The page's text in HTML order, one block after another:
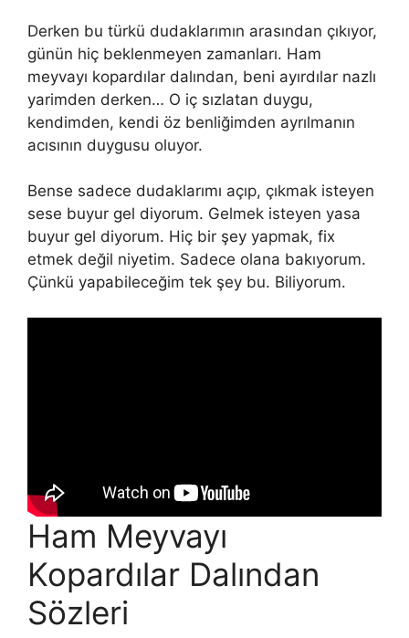
Derken bu türkü dudaklarımın arasından çıkıyor,
günün hiç beklenmeyen zamanları. Ham
meyvayı kopardılar dalından, beni ayırdılar nazlı
yarimden derken… O iç sızlatan duygu,
kendimden, kendi öz benliğimden ayrılmanın
acısının duygusu oluyor.
Bense sadece dudaklarımı açıp, çıkmak isteyen
sese buyur gel diyorum. Gelmek isteyen yasa
buyur gel diyorum. Hiç bir şey yapmak, fix
etmek değil niyetim. Sadece olana bakıyorum.
Çünkü yapabileceğim tek şey bu. Biliyorum.
Ham Meyvayı
Kopardılar Dalından
Sözleri